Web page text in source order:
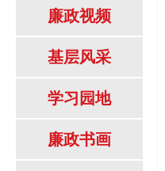
廉政视频
基层风采
学习园地
廉政书画